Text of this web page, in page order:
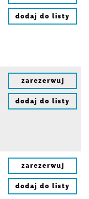
dodaj do listy
zarezerwuj
dodaj do listy
zarezerwuj
dodaj do listy